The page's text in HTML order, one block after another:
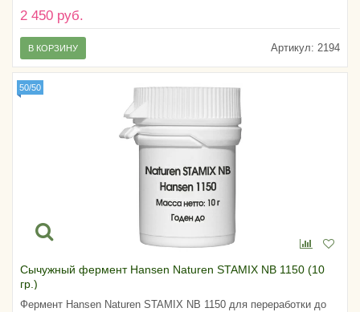
2 450 руб.
Артикул: 2194
В КОРЗИНУ
50/50
Сычужный фермент Hansen Naturen STAMIX NB 1150 (10
гр.)
Фермент Hansen Naturen STAMIX NB 1150 для переработки до